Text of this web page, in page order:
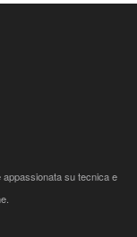
su tecnica e